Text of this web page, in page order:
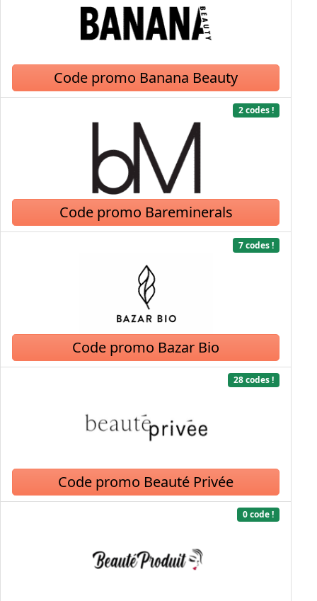
Code promo Banana Beauty
2 codes !
Code promo Bareminerals
7 codes !
Code promo Bazar Bio
28 codes !
Code promo Beauté Privée
0 code !